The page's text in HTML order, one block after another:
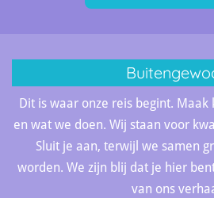
Dit is waar onze reis begint.
en wat we doen. Wij staan voor
Sluit je aan, terwijl we samen
worden. We zijn blij dat je hier
van ons